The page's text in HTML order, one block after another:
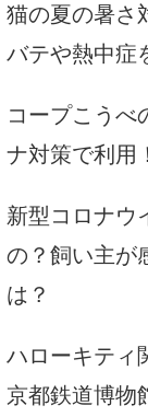
猫の夏の暑さ
バテや熱中症
コープこうべ
ナ対策で利用
新型コロナウ
の？飼い主が
は？
ハローキティ
京都鉄道博物